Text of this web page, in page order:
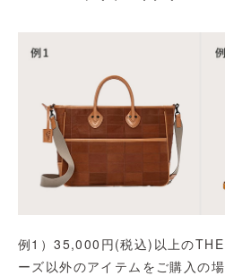
例1）35,000円(税込)以上の
ーズ以外のアイテムをご購入の